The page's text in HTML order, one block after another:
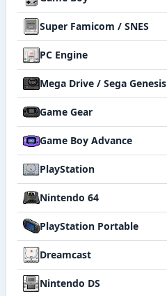
Super Famicom / SNES
PC Engine
Mega Drive / Sega Genesis
Game Gear
Game Boy Advance
PlayStation
Nintendo 64
PlayStation Portable
Dreamcast
Nintendo DS